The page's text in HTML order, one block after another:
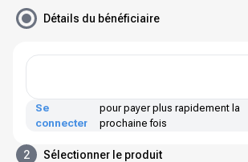
Noté 4,45 sur Google Play et l'App
Détails du bénéficiaire
Se
connecter
pour payer plus rapidement la
prochaine fois
2 Sélectionner le produit